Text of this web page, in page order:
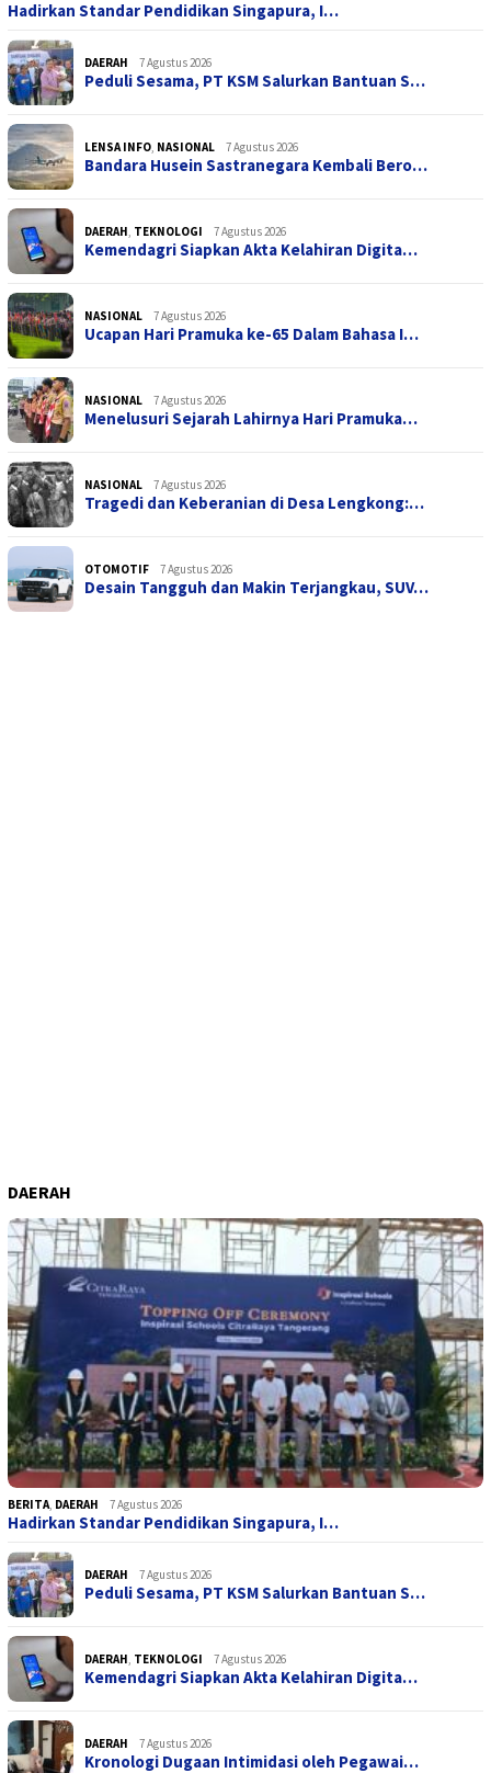
Hadirkan Standar Pendidikan Singapura, I…
DAERAH 7 Agustus 2026
Peduli Sesama, PT KSM Salurkan Bantuan S…
LENSA INFO, NASIONAL 7 Agustus 2026
Bandara Husein Sastranegara Kembali Bero…
DAERAH, TEKNOLOGI 7 Agustus 2026
Kemendagri Siapkan Akta Kelahiran Digita…
NASIONAL 7 Agustus 2026
Ucapan Hari Pramuka ke-65 Dalam Bahasa I…
NASIONAL 7 Agustus 2026
Menelusuri Sejarah Lahirnya Hari Pramuka…
NASIONAL 7 Agustus 2026
Tragedi dan Keberanian di Desa Lengkong:…
OTOMOTIF 7 Agustus 2026
Desain Tangguh dan Makin Terjangkau, SUV…
DAERAH
BERITA, DAERAH 7 Agustus 2026
Hadirkan Standar Pendidikan Singapura, I…
DAERAH 7 Agustus 2026
Peduli Sesama, PT KSM Salurkan Bantuan S…
DAERAH, TEKNOLOGI 7 Agustus 2026
Kemendagri Siapkan Akta Kelahiran Digita…
DAERAH 7 Agustus 2026
Kronologi Dugaan Intimidasi oleh Pegawai…